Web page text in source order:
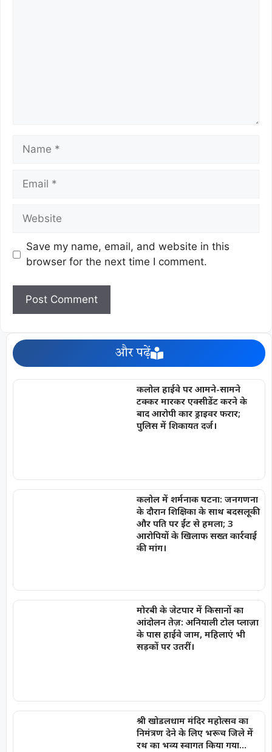
Save my name, email, and website in this
browser for the next time I comment.
और पढ़ें
कलोल हाईवे पर आमने-सामने
टक्कर मारकर एक्सीडेंट करने के
बाद आरोपी कार ड्राइवर फरार;
पुलिस में शिकायत दर्ज।
कलोल में शर्मनाक घटना: जनगणना
के दौरान शिक्षिका के साथ बदसलूकी
और पति पर ईंट से हमला; 3
आरोपियों के खिलाफ सख्त कार्रवाई
की मांग।
मोरबी के जेटपार में किसानों का
आंदोलन तेज़: अनियाली टोल प्लाज़ा
के पास हाईवे जाम, महिलाएं भी
सड़कों पर उतरीं।
श्री खोडलधाम मंदिर महोत्सव का
निमंत्रण देने के लिए भरूच जिले में
रथ का भव्य स्वागत किया गया…